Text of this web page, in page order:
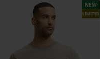
NEW
LIMITED